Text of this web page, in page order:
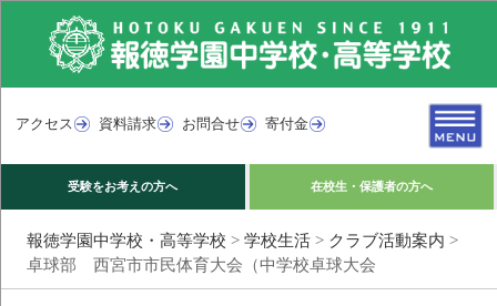
アクセス 資料請求 お問合せ 寄付金
受験をお考えの方へ 在校生・保護者の方へ
報徳学園中学校・高等学校 > 学校生活> クラブ活動案内 >
卓球部 西宮市市民体育大会（中学校卓球大会